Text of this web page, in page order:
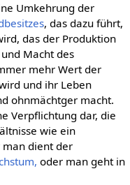
Umkehrung der
, das dazu führt,
das der Produktion
Macht des
mehr Wert der
und ihr Leben
ohnmächtger macht.
Verpflichtung dar, die
wie ein
man dient der
oder man geht in